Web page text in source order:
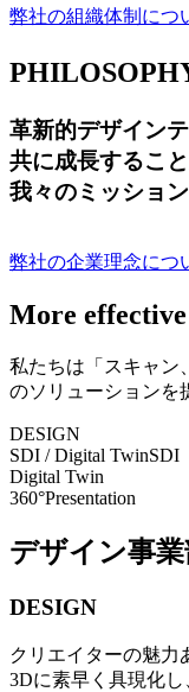
弊社の組織体制につ
革新的デザイン
共に成長するこ
我々のミッション
弊社の企業理念につ
More
私たちは「スキャン
のソリューションを
DESIGN
SDI / Digital TwinSDI
Digital Twin
360°Presentation
デザイン事
DESIGN
クリエイターの魅力
3Dに素早く具現化